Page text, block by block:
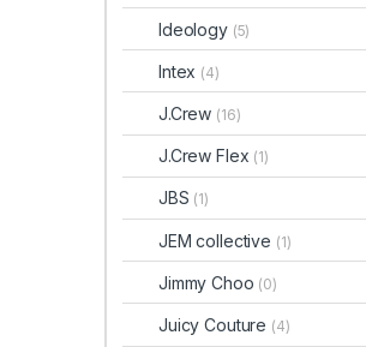
Ideology (5)
Intex (4)
J.Crew (16)
J.Crew Flex (1)
JBS (1)
JEM collective (1)
Jimmy Choo (0)
Juicy Couture (4)